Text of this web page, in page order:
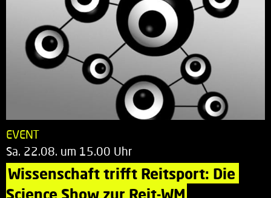
EVENT
Sa. 22.08. um 15.00 Uhr
Wissenschaft trifft Reitsport: Die
Science Show zur Reit-WM